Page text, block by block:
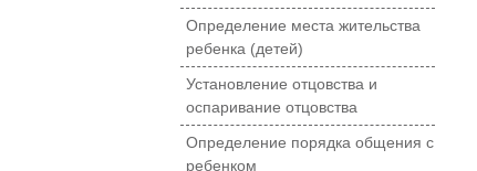
Определение места жительства
ребенка (детей)
Установление отцовства и
оспаривание отцовства
Определение порядка общения с
ребенком